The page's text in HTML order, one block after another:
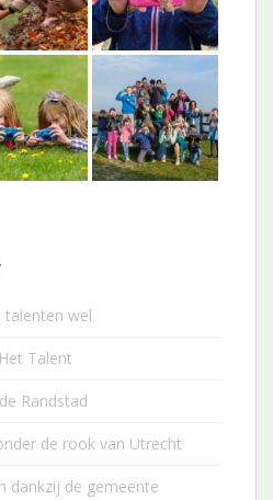
talenten wel
Talent
Randstad
de rook van Utrecht
dankzij de gemeente